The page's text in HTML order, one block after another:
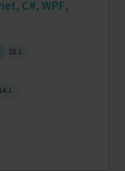
C#, WPF,
18 J.
J.